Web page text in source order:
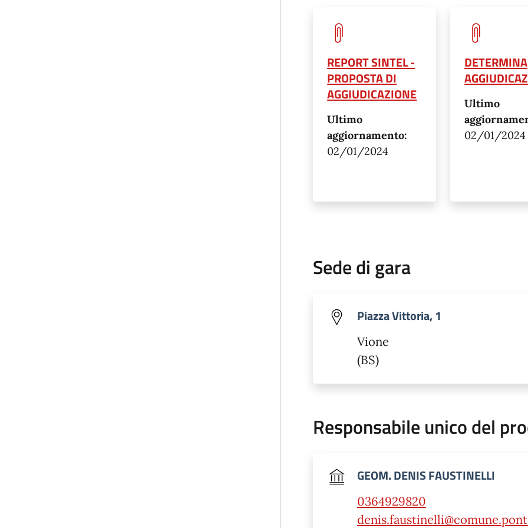
REPORT SINTEL -
PROPOSTA DI
AGGIUDICAZIONE
Ultimo
aggiornamento:
02/01/2024
DETERMINA
Ultimo
02/01/2024
Sede di gara
Piazza Vittoria, 1
Vione
(BS)
Responsabile unico del
GEOM. DENIS FAUSTINELLI
0364929820